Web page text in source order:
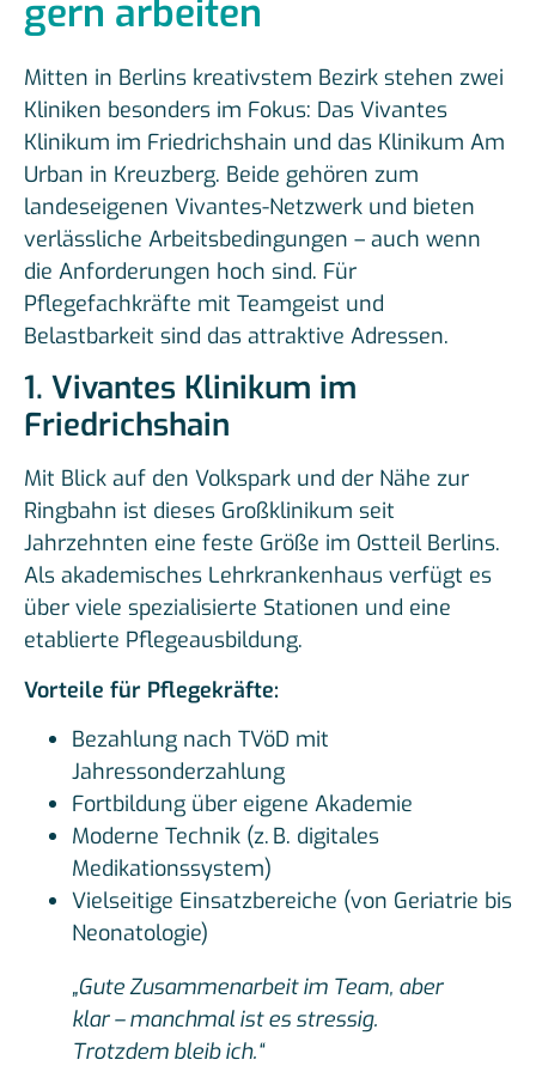
gern arbeiten
Mitten in Berlins kreativstem Bezirk stehen zwei
Kliniken besonders im Fokus: Das Vivantes
Klinikum im Friedrichshain und das Klinikum Am
Urban in Kreuzberg. Beide gehören zum
landeseigenen Vivantes-Netzwerk und bieten
verlässliche Arbeitsbedingungen – auch wenn
die Anforderungen hoch sind. Für
Pflegefachkräfte mit Teamgeist und
Belastbarkeit sind das attraktive Adressen.
1. Vivantes Klinikum im
Friedrichshain
Mit Blick auf den Volkspark und der Nähe zur
Ringbahn ist dieses Großklinikum seit
Jahrzehnten eine feste Größe im Ostteil Berlins.
Als akademisches Lehrkrankenhaus verfügt es
über viele spezialisierte Stationen und eine
etablierte Pflegeausbildung.
Vorteile für Pflegekräfte:
Bezahlung nach TVöD mit
Jahressonderzahlung
Fortbildung über eigene Akademie
Moderne Technik (z. B. digitales
Medikationssystem)
Vielseitige Einsatzbereiche (von Geriatrie bis
Neonatologie)
„Gute Zusammenarbeit im Team, aber
klar – manchmal ist es stressig.
Trotzdem bleib ich.“